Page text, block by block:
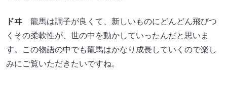
ドヰ 龍馬は調子が良くて、新しいものにどんどん飛びつ
くその柔軟性が、世の中を動かしていったんだと思いま
す。この物語の中でも龍馬はかなり成長していくので楽し
みにご覧いただきたいですね。